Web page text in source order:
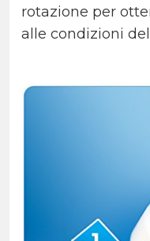
rotazione per
alle condizioni